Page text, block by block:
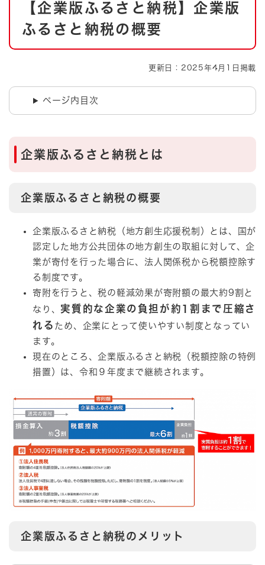
【企業版ふるさと納税】企業版
ふるさと納税の概要
更新日：2025年4月1日掲載
ページ内目次
企業版ふるさと納税とは
企業版ふるさと納税の概要
企業版ふるさと納税（地方創生応援税制）とは、
国が
認定した地方公共団体の地方創生の取組に対して、企
業が寄付を行った場合に、法人関係税から税額控除す
る制度です。
寄附を行うと、税の軽減効果が寄附額の最大約9割と
なり、 実質的な企業の負担が約1割まで圧縮さ
れる ため、企業にとって使いやすい制度となってい
ます。
現在のところ、企業版ふるさと納税（税額控除の特例
措置）は、令和９年度まで継続されます。
企業版ふるさと納税のメリット